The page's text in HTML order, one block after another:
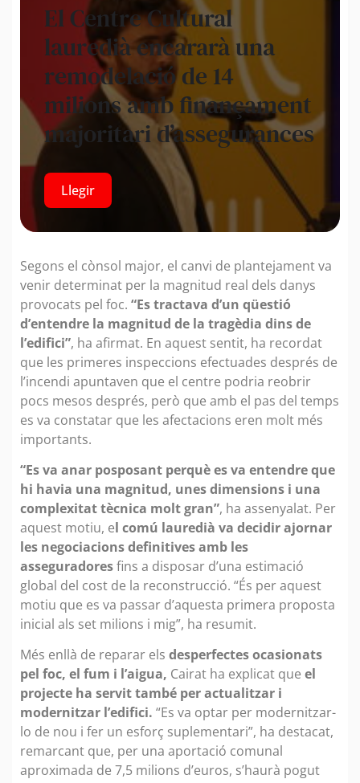
El Centre Cultural
lauredià encararà una
remodelació de 14
milions amb finançament
majoritari d’assegurances
Llegir
Segons el cònsol major, el canvi de plantejament va
venir determinat per la magnitud real dels danys
provocats pel foc. “Es tractava d’un qüestió
d’entendre la magnitud de la tragèdia dins de
l’edifici”, ha afirmat. En aquest sentit, ha recordat
que les primeres inspeccions efectuades després de
l’incendi apuntaven que el centre podria reobrir
pocs mesos després, però que amb el pas del temps
es va constatar que les afectacions eren molt més
importants.
“Es va anar posposant perquè es va entendre que
hi havia una magnitud, unes dimensions i una
complexitat tècnica molt gran”, ha assenyalat. Per
aquest motiu, el comú lauredià va decidir ajornar
les negociacions definitives amb les
asseguradoresfins a disposar d’una estimació
global del cost de la reconstrucció. “És per aquest
motiu que es va passar d’aquesta primera proposta
inicial als set milions i mig”, ha resumit.
Més enllà de reparar els desperfectes ocasionats
pel foc, el fum i l’aigua, Cairat ha explicat que el
projecte ha servit també per actualitzar i
modernitzar l’edifici. “Es va optar per modernitzar-
lo de nou i fer un esforç suplementari”, ha destacat,
remarcant que, per una aportació comunal
aproximada de 7,5 milions d’euros, s’haurà pogut